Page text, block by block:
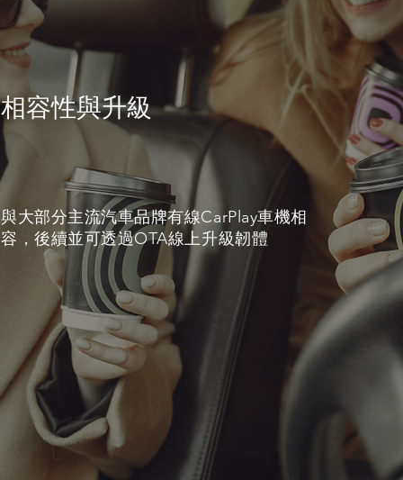
​相容性與升級
與大部分主流汽車品牌有線CarPlay車機相
容，後續並可透過OTA線上升級韌體